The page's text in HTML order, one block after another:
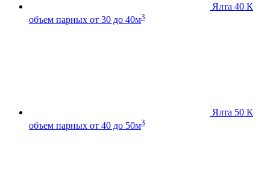
Ялта 40 К
объем парных от 30 до 40м3
Ялта 50 К
объем парных от 40 до 50м3